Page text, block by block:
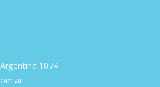
1074